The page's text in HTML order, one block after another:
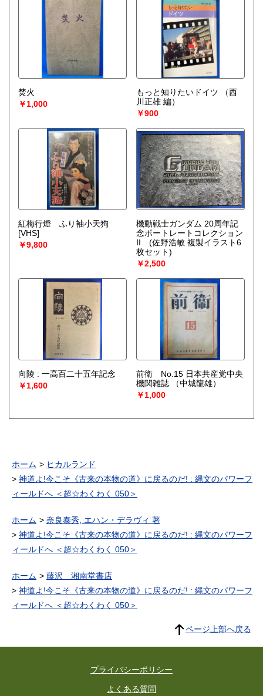
焚火
￥1,000
もっと知りたいドイツ
（西
川正雄 編）
￥900
紅梅行燈 ふり袖小天狗
[VHS]
￥9,800
機動戦士ガンダム 20周年記
念ポートレートコレクション
II (佐野浩敏 複製イラスト6
枚セット)
￥2,500
向陵 : 一高百二十五年記念
￥1,600
前衛 No.15 日本共産党中央
機関雑誌
（中城龍雄）
￥1,000
ホーム
ヒカルランド
神道よ!今こそ《古来の本物の道》に戻るのだ! : 縄文のパワーフ
ィールドへ ＜超☆わくわく 050＞
ホーム
奈良泰秀, エハン・デラヴィ 著
神道よ!今こそ《古来の本物の道》に戻るのだ! : 縄文のパワーフ
ィールドへ ＜超☆わくわく 050＞
ホーム
藤沢 湘南堂書店
神道よ!今こそ《古来の本物の道》に戻るのだ! : 縄文のパワーフ
ィールドへ ＜超☆わくわく 050＞
ページ上部へ戻る
プライバシーポリシー
よくある質問